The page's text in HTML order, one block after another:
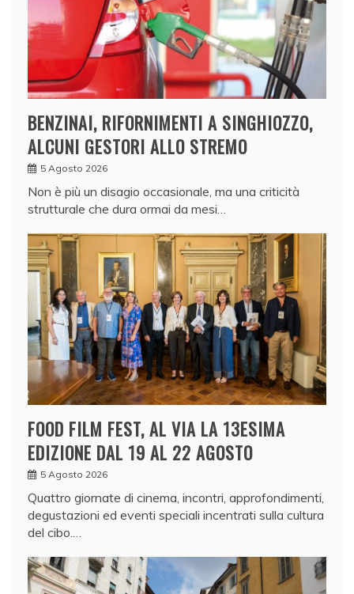
BENZINAI, RIFORNIMENTI A SINGHIOZZO,
ALCUNI GESTORI ALLO STREMO
5 Agosto 2026
Non è più un disagio occasionale, ma una criticità
strutturale che dura ormai da mesi…
FOOD FILM FEST, AL VIA LA 13ESIMA
EDIZIONE DAL 19 AL 22 AGOSTO
5 Agosto 2026
Quattro giornate di cinema, incontri, approfondimenti,
degustazioni ed eventi speciali incentrati sulla cultura
del cibo.…